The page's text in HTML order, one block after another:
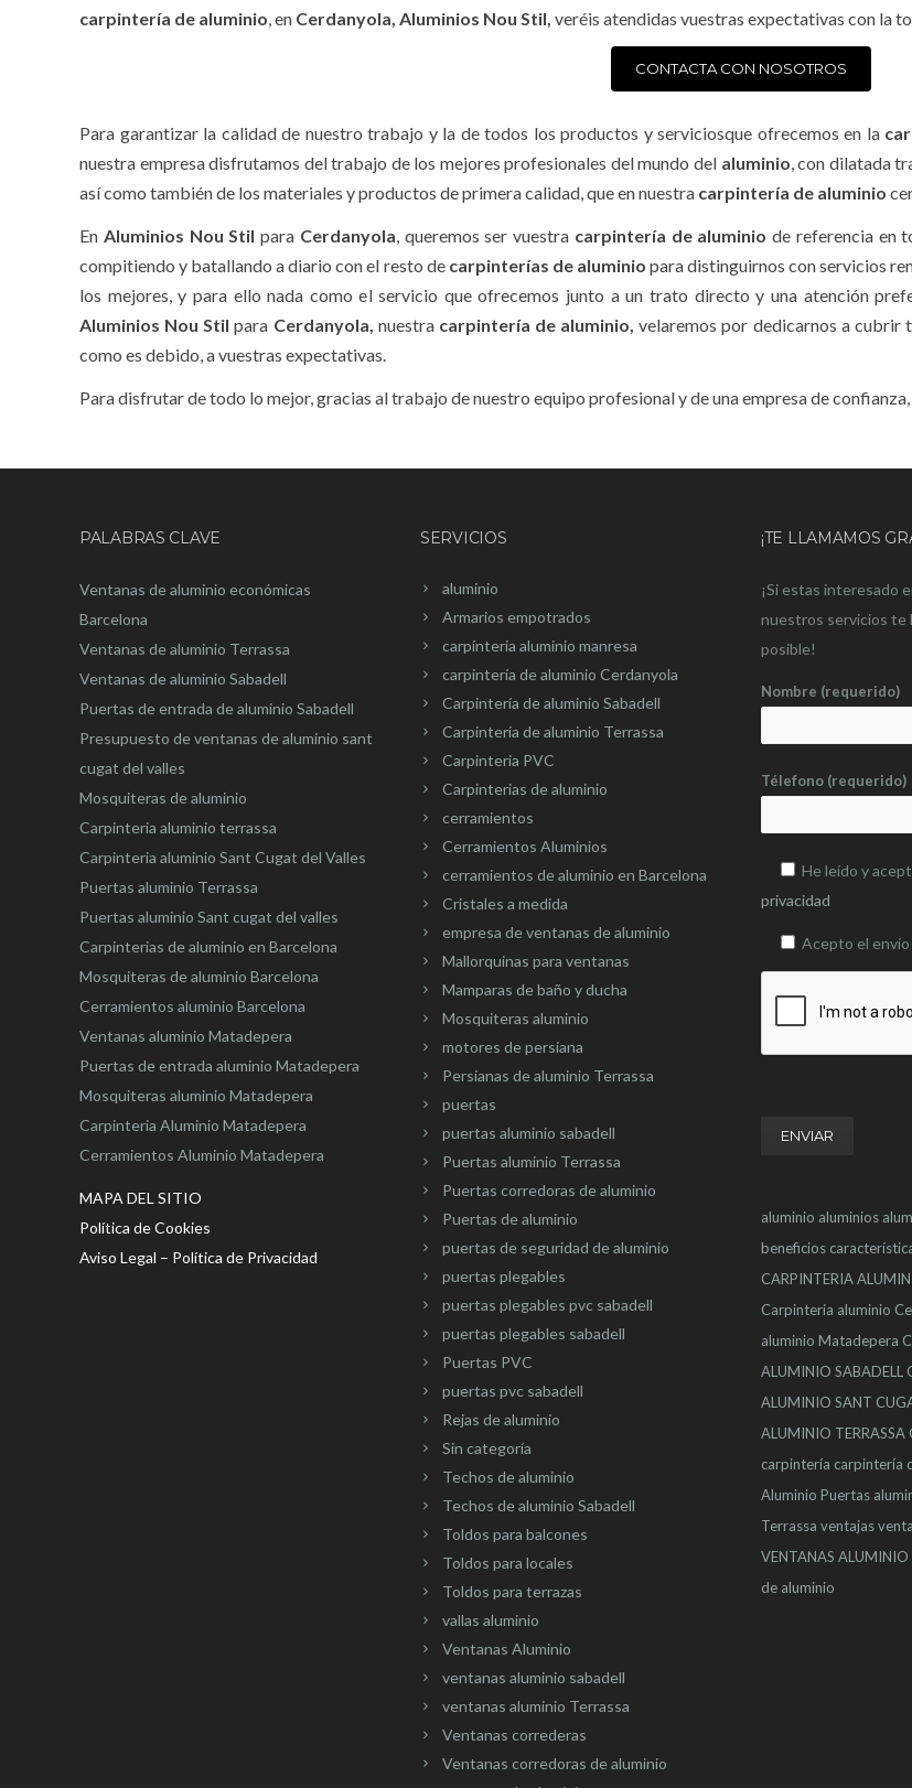
carpintería de aluminio, en Cerdanyola, Aluminios Nou Stil, veréis atendidas vuestras expectativas con la
CONTACTA CON NOSOTROS
Para garantizar la calidad de nuestro trabajo y la de todos los productos y serviciosque ofrecemos en la
nuestra empresa disfrutamos del trabajo de los mejores profesionales del mundo del aluminio, con dilatada
así como también de los materiales y productos de primera calidad, que en nuestra carpintería de aluminio
En Aluminios Nou Stil para Cerdanyola, queremos ser vuestra carpintería de aluminio de referencia en
compitiendo y batallando a diario con el resto de carpinterías de aluminio para distinguirnos con servicios
los mejores, y para ello nada como el servicio que ofrecemos junto a un trato directo y una atención
Aluminios Nou Stilpara Cerdanyola, nuestra carpintería de aluminio,velaremos por dedicarnos a cubrir
como es debido, a vuestras expectativas.
Para disfrutar de todo lo mejor, gracias al trabajo de nuestro equipo profesional y de una empresa de confianza,
PALABRAS CLAVE
Ventanas de aluminio económicas
Barcelona
Ventanas de aluminio Terrassa
Ventanas de aluminio Sabadell
Puertas de entrada de aluminio Sabadell
Presupuesto de ventanas de aluminio sant
cugat del valles
Mosquiteras de aluminio
Carpinteria aluminio terrassa
Carpinteria aluminio Sant Cugat del Valles
Puertas aluminio Terrassa
Puertas aluminio Sant cugat del valles
Carpinterias de aluminio en Barcelona
Mosquiteras de aluminio Barcelona
Cerramientos aluminio Barcelona
Ventanas aluminio Matadepera
Puertas de entrada aluminio Matadepera
Mosquiteras aluminio Matadepera
Carpinteria Aluminio Matadepera
Cerramientos Aluminio Matadepera
MAPA DEL SITIO
Política de Cookies
Aviso Legal – Política de Privacidad
SERVICIOS
aluminio
Armarios empotrados
carpínteria aluminio manresa
carpintería de aluminio Cerdanyola
Carpintería de aluminio Sabadell
Carpintería de aluminio Terrassa
Carpinteria PVC
Carpinterias de aluminio
cerramientos
Cerramientos Aluminios
cerramientos de aluminio en Barcelona
Cristales a medida
empresa de ventanas de aluminio
Mallorquinas para ventanas
Mamparas de baño y ducha
Mosquiteras aluminio
motores de persiana
Persianas de aluminio Terrassa
puertas
puertas aluminio sabadell
Puertas aluminio Terrassa
Puertas corredoras de aluminio
Puertas de aluminio
puertas de seguridad de aluminio
puertas plegables
puertas plegables pvc sabadell
puertas plegables sabadell
Puertas PVC
puertas pvc sabadell
Rejas de aluminio
Sin categoría
Techos de aluminio
Techos de aluminio Sabadell
Toldos para balcones
Toldos para locales
Toldos para terrazas
vallas aluminio
Ventanas Aluminio
ventanas aluminio sabadell
ventanas aluminio Terrassa
Ventanas correderas
Ventanas corredoras de aluminio
¡TE LLAMAMOS
¡Si estas interesado
nuestros servicios te
posible!
Nombre (requerido)
Télefono (requerido)
He leído y
privacidad
Acepto el
aluminio aluminios
beneficios
CARPINTERIA
Carpinteria aluminio
aluminio Matadepera
ALUMINIO SABADELL
ALUMINIO SANT
ALUMINIO TERRASSA
carpintería carpintería
Aluminio Puertas
Terrassa ventajas
VENTANAS ALUMINIO
de aluminio